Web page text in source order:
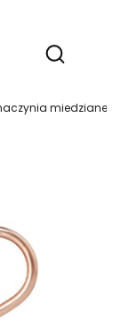
Otwórz
miedziane